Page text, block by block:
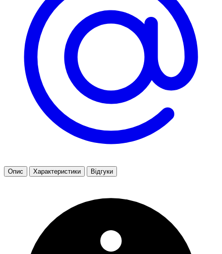
Опис Характеристики Відгуки